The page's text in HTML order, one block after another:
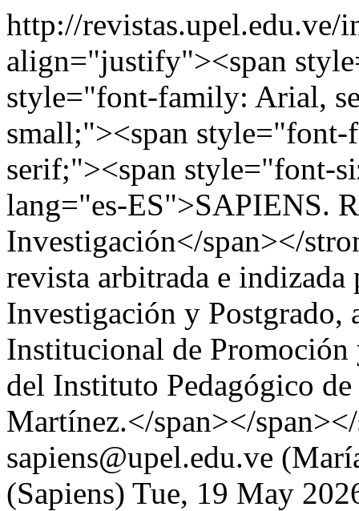
http://revistas.upel.edu.ve/
align="justify"><span
style="font-family: Arial,
small;"><span
serif;"><span style="font-
lang="es-ES">SAPIENS.
Investigación</span></
revista arbitrada e
Investigación y Postgrado,
Institucional de
del Instituto Pedagógico
Martínez.</span></
sapiens@upel.edu.ve
(Sapiens) Tue, 19 May